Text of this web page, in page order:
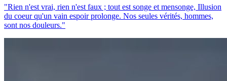
"Rien n'est vrai, rien n'est faux ; tout est songe et mensonge, Illusion
du coeur qu'un vain espoir prolonge. Nos seules vérités, hommes,
sont nos douleurs."